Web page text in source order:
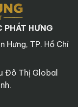
PHÁT HƯNG
Hưng, TP. Hồ Chí
Đô Thị Global